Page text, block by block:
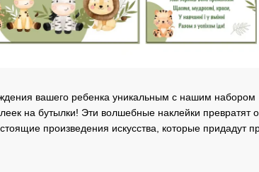
вашего ребенка уникальным с нашим набором
на бутылки! Эти волшебные наклейки превратят
произведения искусства, которые придадут